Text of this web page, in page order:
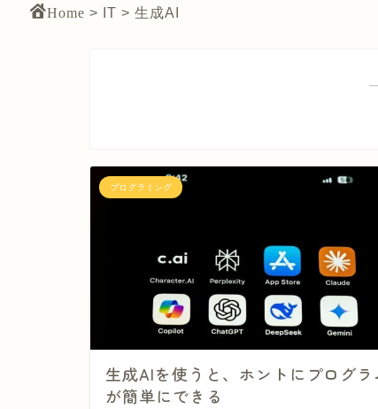
Home > IT > 生成AI
プログラミング
生成AIを使うと、ホントにプログラ
が簡単にできる